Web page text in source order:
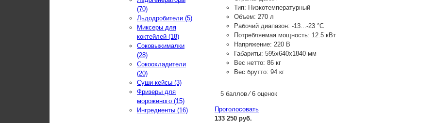
Тип: Низкотемпературный
Объем: 270 л
Рабочий диапазон: -13...-23 °С
Потребляемая мощность: 12.5 кВт
Напряжение: 220 В
Габариты: 595х640х1840 мм
Вес нетто: 86 кг
Вес брутто: 94 кг
5 баллов ⁄ 6 оценок
Проголосовать
133 250 руб.
(70)
Льдодробители (5)
Миксеры для
коктейлей (18)
Соковыжималки
(28)
Сокоохладители
(20)
Суши-кейсы (3)
Фризеры для
мороженого (15)
Ингредиенты (16)